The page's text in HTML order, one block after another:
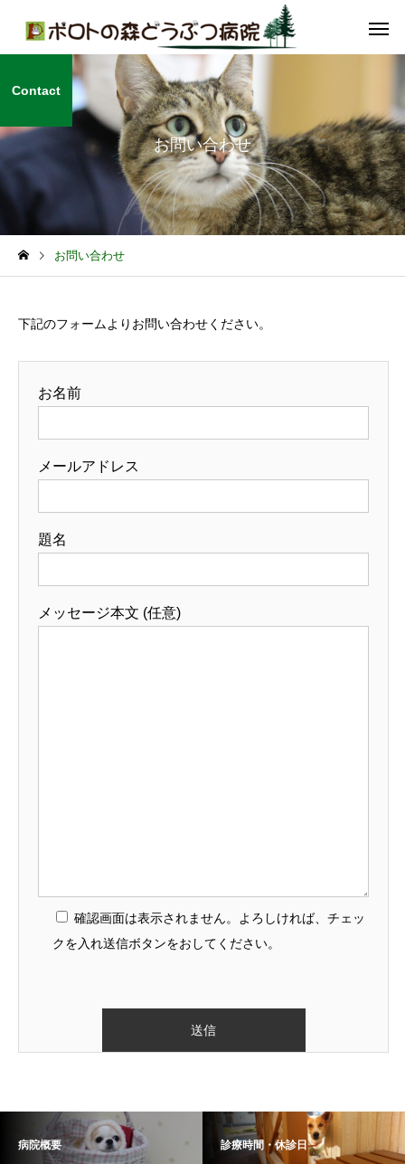
お問い合わせ
Contact
お問い合わせ
下記のフォームよりお問い合わせください。
お名前
メールアドレス
題名
メッセージ本文 (任意)
確認画面は表示されません。よろしければ、チェッ
クを入れ送信ボタンをおしてください。
病院概要 診療時間・休診日